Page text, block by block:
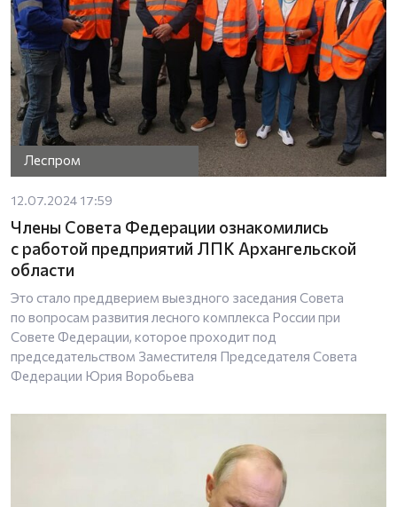
Леспром
12.07.2024 17:59
Члены Совета Федерации ознакомились
с работой предприятий ЛПК Архангельской
области
Это стало преддверием выездного заседания Совета
по вопросам развития лесного комплекса России при
Совете Федерации, которое проходит под
председательством Заместителя Председателя Совета
Федерации Юрия Воробьева